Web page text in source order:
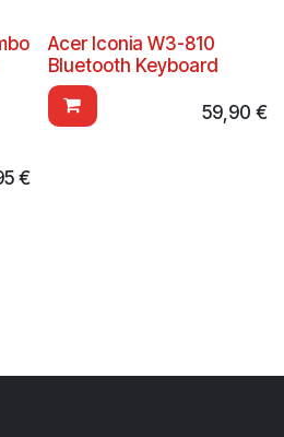
€
Acer Iconia W3-810
Bluetooth Keyboard
59,90 €